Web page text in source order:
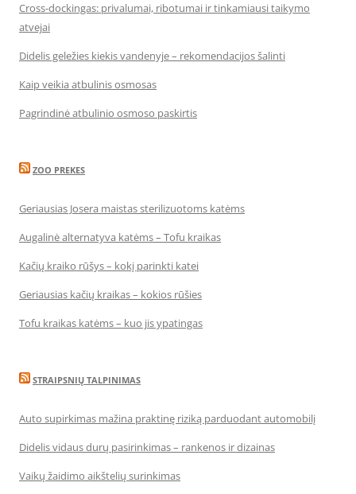
Cross-dockingas: privalumai, ribotumai ir tinkamiausi taikymo
atvejai
Didelis geležies kiekis vandenyje – rekomendacijos šalinti
Kaip veikia atbulinis osmosas
Pagrindinė atbulinio osmoso paskirtis
ZOO PREKES
Geriausias Josera maistas sterilizuotoms katėms
Augalinė alternatyva katėms – Tofu kraikas
Kačių kraiko rūšys – kokį parinkti katei
Geriausias kačių kraikas – kokios rūšies
Tofu kraikas katėms – kuo jis ypatingas
STRAIPSNIŲ TALPINIMAS
Auto supirkimas mažina praktinę riziką parduodant automobilį
Didelis vidaus durų pasirinkimas – rankenos ir dizainas
Vaikų žaidimo aikštelių surinkimas